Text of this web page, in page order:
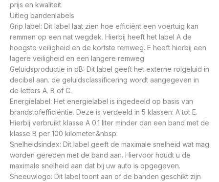
prijs en kwaliteit.
Uitleg bandenlabels
Grip label: Dit label laat zien hoe efficiënt een voertuig kan
remmen op een nat wegdek. Hierbij heeft het label A de
hoogste veiligheid en de kortste remweg. E heeft hierbij een
lagere veiligheid en een langere remweg
Geluidsproductie in dB: Dit label geeft het externe rolgeluid in
decibel aan. de geluidsclassificering wordt aangegeven in
de letters A. B of C.
Energielabel: Het energielabel is ingedeeld op basis van
brandstofefficiëntie. Deze is verdeeld in 5 klassen: A tot E.
Hierbij verbruikt klasse A 0.1 liter minder dan een band met de
klasse B per 100 kilometer.&nbsp:
Snelheidsindex: Dit label geeft de maximale snelheid wat mag
worden gereden met de band aan. Hiervoor houdt u de
maximale snelheid aan dat bij uw auto is opgegeven.
Sneeuwlogo: Dit label toont aan of de banden geschikt zijn